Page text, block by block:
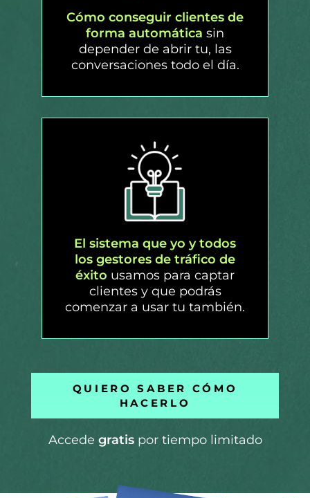
Cómo conseguir clientes de
forma automática sin
depender de abrir tu, las
conversaciones todo el día.
El sistema que yo y todos
los gestores de tráfico de
éxito usamos para captar
clientes y que podrás
comenzar a usar tu también.
QUIERO SABER CÓMO
HACERLO
Accede gratispor tiempo limitado